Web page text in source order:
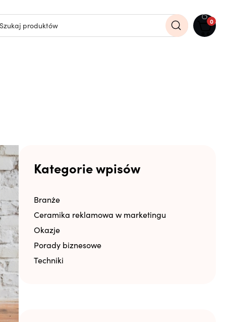
0
Kategorie wpisów
Branże
Ceramika reklamowa w marketingu
Okazje
Porady biznesowe
Techniki